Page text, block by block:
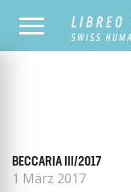
ALLE HEFTE
BECCARIA III/2017
1 März 2017